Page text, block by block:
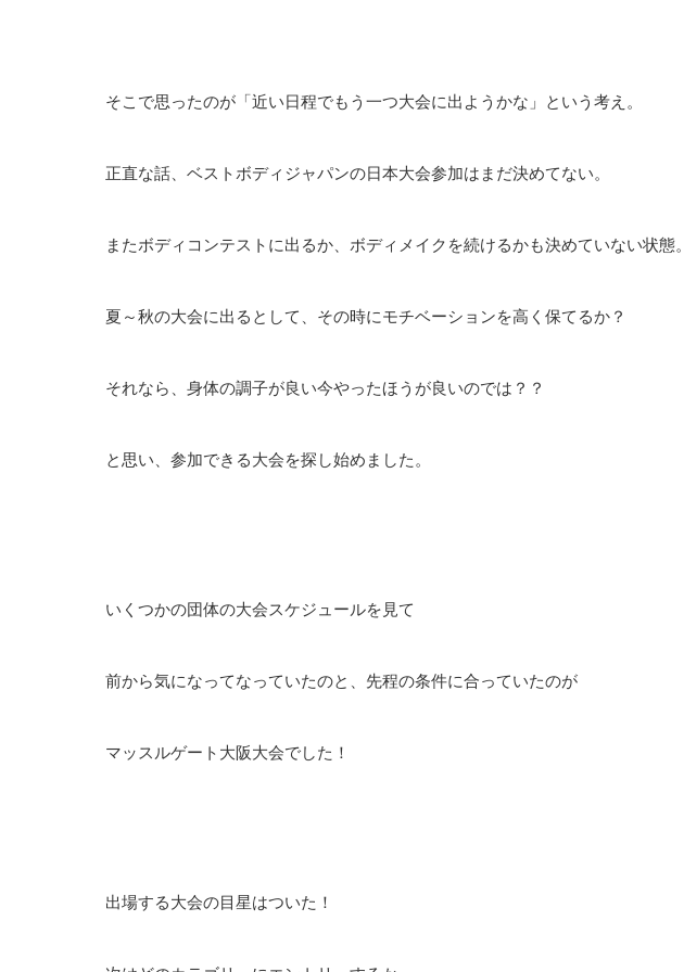
そこで思ったのが「近い日程でもう一つ大会に出ようかな」という考え。
正直な話、ベストボディジャパンの日本大会参加はまだ決めてない。
またボディコンテストに出るか、ボディメイクを続けるかも決めていない状態。
夏～秋の大会に出るとして、その時にモチベーションを高く保てるか？
それなら、身体の調子が良い今やったほうが良いのでは？？
と思い、参加できる大会を探し始めました。
いくつかの団体の大会スケジュールを見て
前から気になってなっていたのと、先程の条件に合っていたのが
マッスルゲート大阪大会でした！
出場する大会の目星はついた！